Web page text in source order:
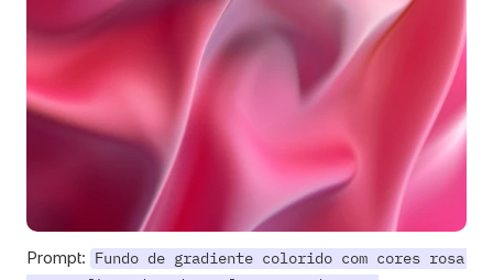
Prompt: Fundo de gradiente colorido com cores rosa